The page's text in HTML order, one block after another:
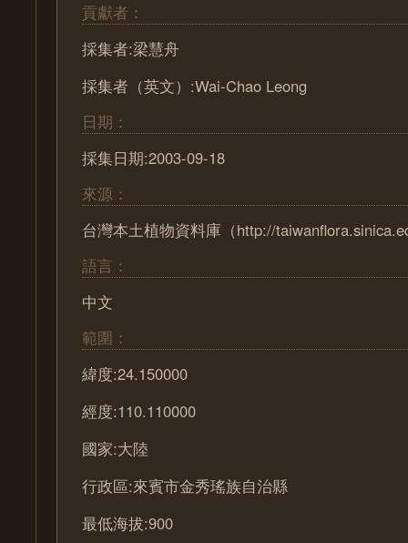
貢獻者：
採集者:梁慧舟
採集者（英文）:Wai-Chao Leong
日期：
採集日期:2003-09-18
來源：
台灣本土植物資料庫（http://
語言：
中文
範圍：
緯度:24.150000
經度:110.110000
國家:大陸
行政區:來賓市金秀瑤族自治縣
最低海拔:900